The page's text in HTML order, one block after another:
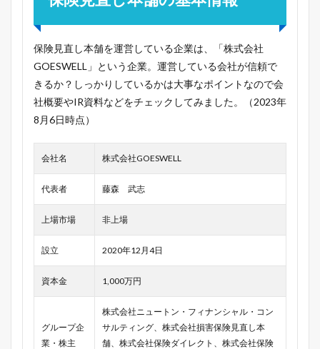
保険見直し本舗を運営している企業は、「株式会社
GOESWELL」という企業。運営している会社が信頼で
きるか？しっかりしているかは大事なポイントなので会
社概要やIR資料などをチェックしてみました。（2023年
8月6日時点）
会社名 株式会社GOESWELL
代表者 藤森 武志
上場市場 非上場
設立 2020年12月4日
資本金 1,000万円
グループ企
業・株主
株式会社ニュートン・フィナンシャル・コン
サルティング、株式会社損害保険見直し本
舗、株式会社保険ダイレクト、株式会社保険